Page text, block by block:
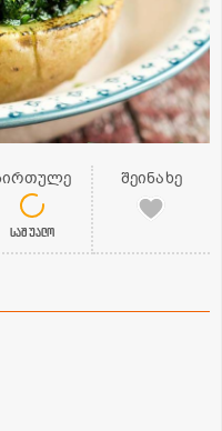
საშუალო
შეინახე